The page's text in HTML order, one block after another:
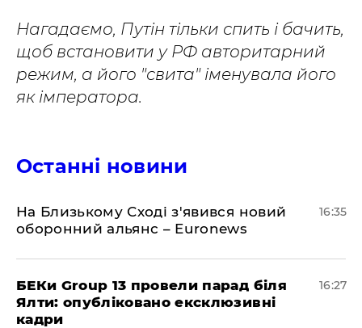
Нагадаємо, Путін тільки спить і бачить,
щоб встановити у РФ авторитарний
режим, а його "свита" іменувала його
як імператора.
Останні новини
На Близькому Сході з'явився новий
оборонний альянс – Euronews
16:35
БЕКи Group 13 провели парад біля
Ялти: опубліковано ексклюзивні
кадри
16:27